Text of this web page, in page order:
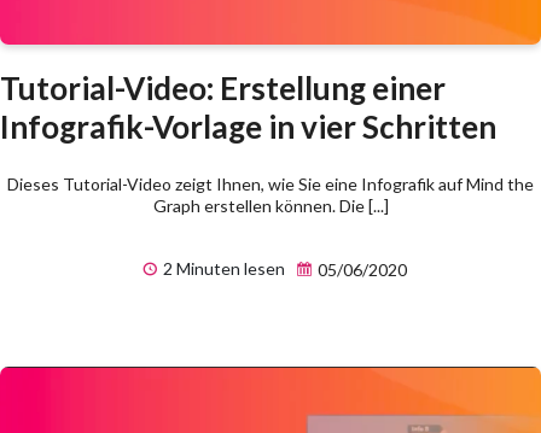
Tutorial-Video: Erstellung einer
Infografik-Vorlage in vier Schritten
Dieses Tutorial-Video zeigt Ihnen, wie Sie eine Infografik auf Mind the
Graph erstellen können. Die [...]
2 Minuten lesen 05/06/2020